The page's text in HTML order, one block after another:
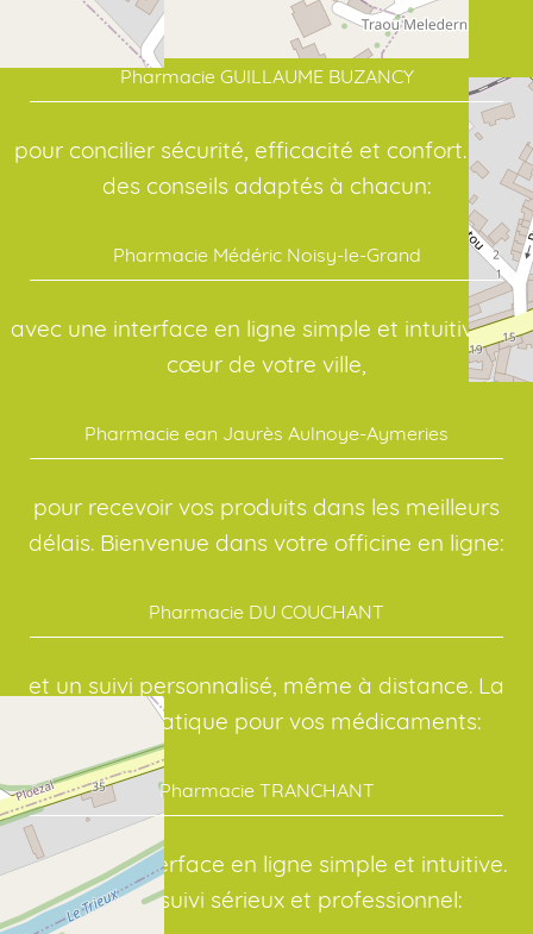
point de repère en santé:
Pharmacie GUILLAUME BUZANCY
pour concilier sécurité, efficacité et confort. Pour
des conseils adaptés à chacun:
Pharmacie Médéric Noisy-le-Grand
avec une interface en ligne simple et intuitive. Au
cœur de votre ville,
Pharmacie ean Jaurès Aulnoye-Aymeries
pour recevoir vos produits dans les meilleurs
délais. Bienvenue dans votre officine en ligne:
Pharmacie DU COUCHANT
et un suivi personnalisé, même à distance. La
solution pratique pour vos médicaments:
Pharmacie TRANCHANT
avec une interface en ligne simple et intuitive.
Avec un suivi sérieux et professionnel: